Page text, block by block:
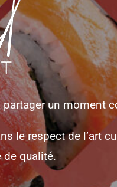
un moment
le respect de l’art
de qualité.